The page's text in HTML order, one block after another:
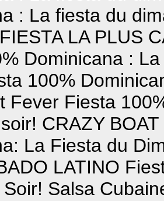
: La fiesta du
LA PLUS
Dominicana :
100%
Fever Fiesta
CRAZY
La Fiesta du
LATINO
Salsa